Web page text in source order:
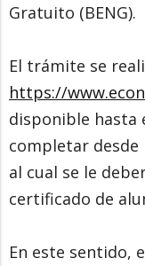
Gratuito (BENG).
El trámite se
https://
disponible hasta
completar
al cual se le
certificado de
En este sentido,